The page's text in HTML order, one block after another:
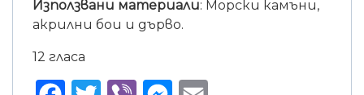
Използвани материали: Морски камъни,
акрилни бои и дърво.
12 гласа